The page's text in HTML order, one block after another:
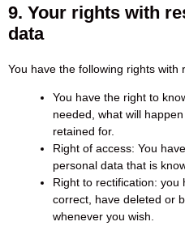
9. Your rights with
data
You have the following rights with
You have the right to
needed, what will
retained for.
Right of access: You
personal data that is
Right to rectification: you
correct, have deleted or
whenever you wish.